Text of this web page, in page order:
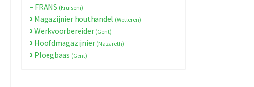
– FRANS (Kruisem)
Magazijnier houthandel (Wetteren)
Werkvoorbereider (Gent)
Hoofdmagazijnier (Nazareth)
Ploegbaas (Gent)